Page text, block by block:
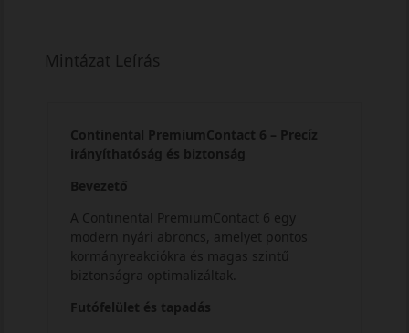
Mintázat Leírás
Continental PremiumContact 6 – Precíz
irányíthatóság és biztonság
Bevezető
A Continental PremiumContact 6 egy
modern nyári abroncs, amelyet pontos
kormányreakciókra és magas szintű
biztonságra optimalizáltak.
Futófelület és tapadás